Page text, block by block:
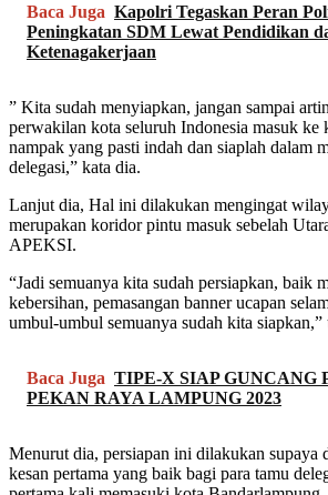
Baca Juga Kapolri Tegaskan Peran
Peningkatan SDM Lewat Pendidikan
Ketenagakerjaan
” Kita sudah menyiapkan, jangan sampai
perwakilan kota seluruh Indonesia masuk ke
nampak yang pasti indah dan siaplah dalam
delegasi,” kata dia.
Lanjut dia, Hal ini dilakukan mengingat
merupakan koridor pintu masuk sebelah
APEKSI.
“Jadi semuanya kita sudah persiapkan, baik
kebersihan, pemasangan banner ucapan
umbul-umbul semuanya sudah kita siapkan,”
Baca Juga TIPE-X SIAP GUNCANG
PEKAN RAYA LAMPUNG 2023
Menurut dia, persiapan ini dilakukan supaya
kesan pertama yang baik bagi para tamu